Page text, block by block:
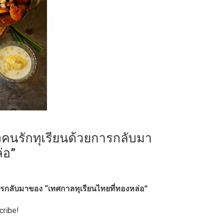
คนรักทุเรียนด้วยการกลับมา
”
กลับมาของ “เทศกาลทุเรียนไทยที่ทองหล่อ”